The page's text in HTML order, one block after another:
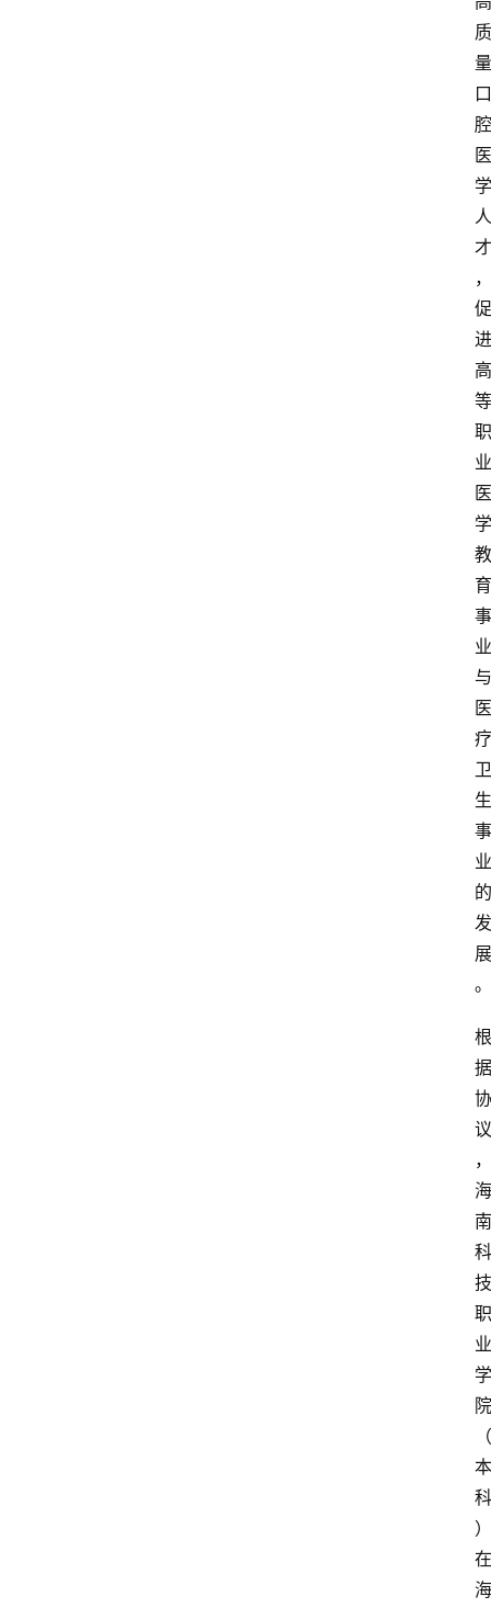
质
量
口
腔
医
学
人
才
，
促
进
高
等
职
业
医
学
教
育
事
业
与
医
疗
卫
生
事
业
的
发
展
。
根
据
协
议
，
海
南
科
技
职
业
学
院
（
本
科
）
在
海